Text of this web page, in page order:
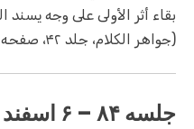
بقاء أثر الأولى على وجه يسند
(جواهر الکلام، جلد ۴۲، صفحه ۶۱)
جلسه ۸۴ – ۶ اسفند ۱۳۹۶